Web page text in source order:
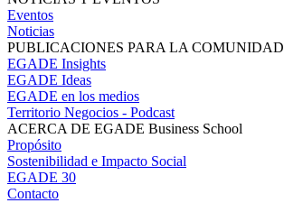
Eventos
Noticias
PUBLICACIONES PARA LA COMUNIDAD
EGADE Insights
EGADE Ideas
EGADE en los medios
Territorio Negocios - Podcast
ACERCA DE EGADE Business School
Propósito
Sostenibilidad e Impacto Social
EGADE 30
Contacto